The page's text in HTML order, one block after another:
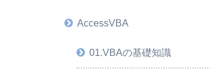
AccessVBA
01.VBAの基礎知識